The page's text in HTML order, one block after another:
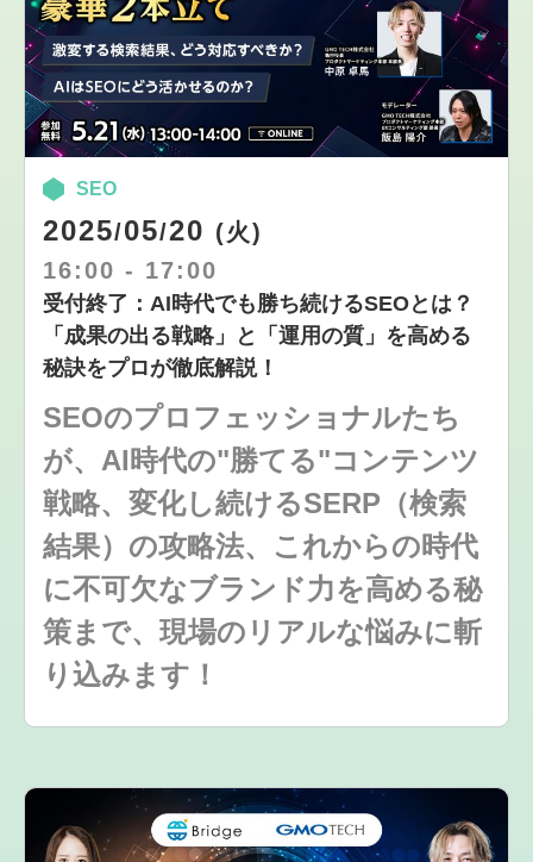
SEO
2025/05/20 (火)
16:00 - 17:00
受付終了：AI時代でも勝ち続けるSEOとは？
「成果の出る戦略」と「運用の質」を高める
秘訣をプロが徹底解説！
SEOのプロフェッショナルたち
が、AI時代の"勝てる"コンテンツ
戦略、変化し続けるSERP（検索
結果）の攻略法、これからの時代
に不可欠なブランド力を高める秘
策まで、現場のリアルな悩みに斬
り込みます！